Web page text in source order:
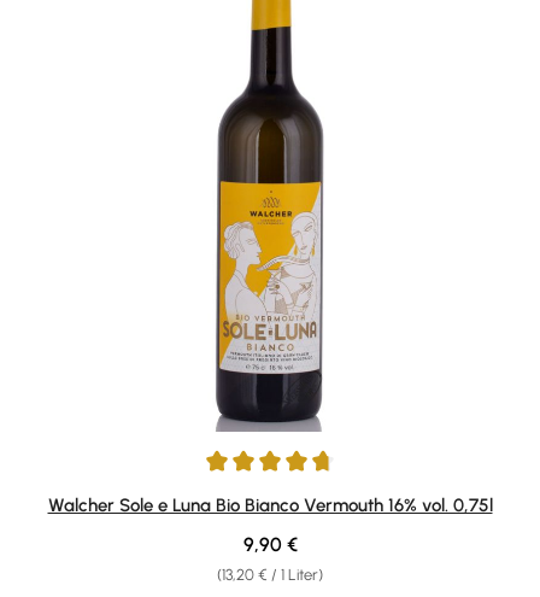
Durchschnittliche Bewertung von 4.83 von 5 Sternen
Walcher Sole e Luna Bio Bianco Vermouth 16% vol. 0,75l
(13,20 € / 1 Liter)
Regulärer Preis:
9,90 €